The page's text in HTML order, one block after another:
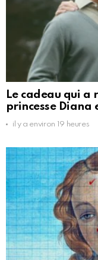
Le cadeau qui a
princesse Diana
il y a environ 19 heures